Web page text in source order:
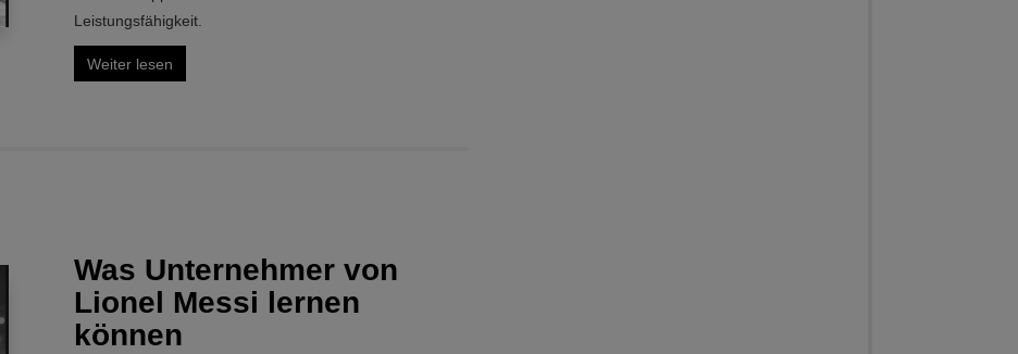
Leistungsfähigkeit.
Weiter lesen
Was Unternehmer von
Lionel Messi lernen
können